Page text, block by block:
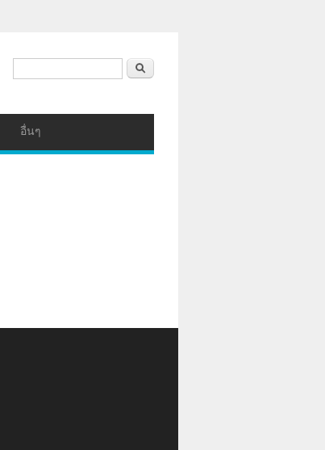
ค้นหา
อื่นๆ